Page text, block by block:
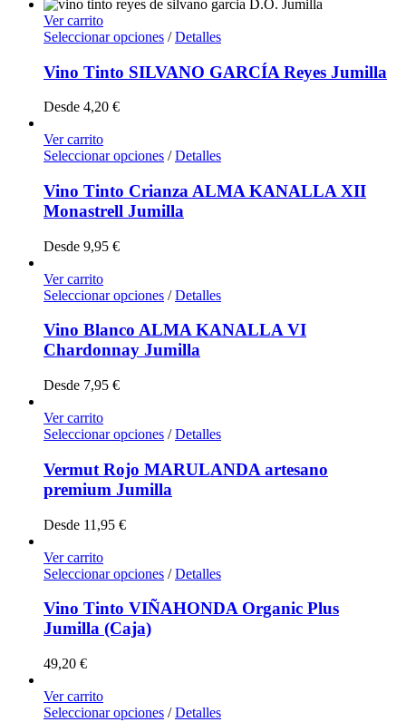
Ver carrito
Seleccionar opciones / Detalles
Vino Tinto SILVANO GARCÍA Reyes Jumilla
Desde 4,20 €
Ver carrito
Seleccionar opciones / Detalles
Vino Tinto Crianza ALMA KANALLA XII
Monastrell Jumilla
Desde 9,95 €
Ver carrito
Seleccionar opciones / Detalles
Vino Blanco ALMA KANALLA VI
Chardonnay Jumilla
Desde 7,95 €
Ver carrito
Seleccionar opciones / Detalles
Vermut Rojo MARULANDA artesano
premium Jumilla
Desde 11,95 €
Ver carrito
Seleccionar opciones / Detalles
Vino Tinto VIÑAHONDA Organic Plus
Jumilla (Caja)
49,20 €
Ver carrito
Seleccionar opciones / Detalles